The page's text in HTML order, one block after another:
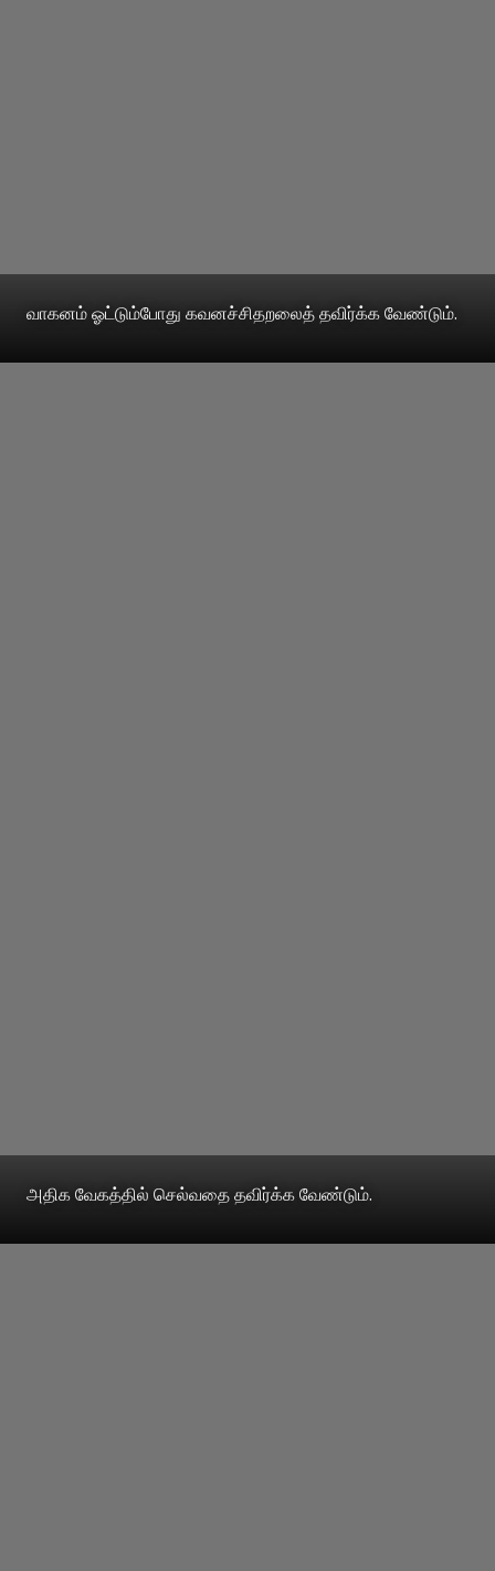
வாகனம் ஓட்டும்போது கவனச்சிதறலைத் தவிர்க்க வேண்டும்.
அதிக வேகத்தில் செல்வதை தவிர்க்க வேண்டும்.